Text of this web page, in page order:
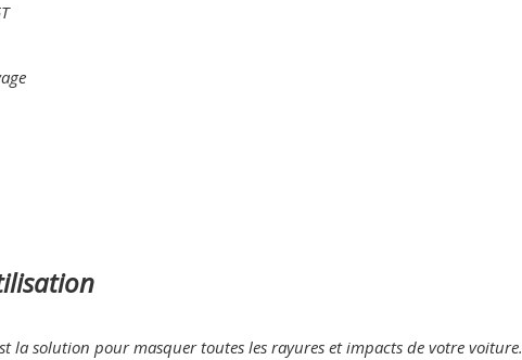
la solution pour masquer toutes les rayures et impacts de votre voiture.